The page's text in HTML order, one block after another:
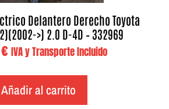
Delantero Derecho Toyota
>) 2.0 D-4D – 332969
€ IVA y Transporte Incluido
Añadir al carrito